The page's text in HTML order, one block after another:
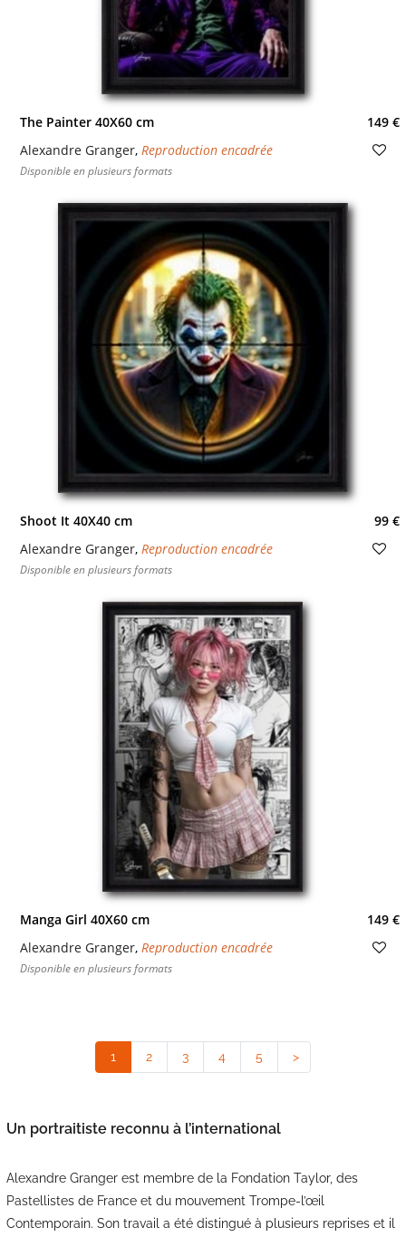
The Painter 40X60 cm
149 €
Alexandre Granger, Reproduction encadrée
Disponible en plusieurs formats
Shoot It 40X40 cm
99 €
Alexandre Granger, Reproduction encadrée
Disponible en plusieurs formats
Manga Girl 40X60 cm
149 €
Alexandre Granger, Reproduction encadrée
Disponible en plusieurs formats
1 (current)
2 3 4 5 >
Un portraitiste reconnu à l’international
Alexandre Granger est membre de la Fondation Taylor, des
Pastellistes de France et du mouvement Trompe-l’œil
Contemporain. Son travail a été distingué à plusieurs reprises et il